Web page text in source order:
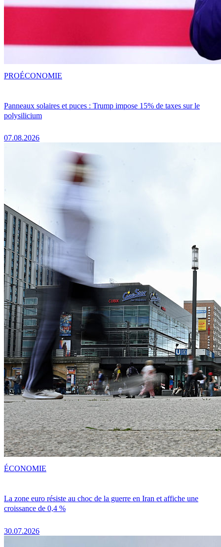
Panneaux solaires et puces : Trump impose 15% de taxes sur le
polysilicium
07.08.2026
PROÉCONOMIE
La zone euro résiste au choc de la guerre en Iran et affiche une
croissance de 0,4 %
30.07.2026
ÉCONOMIE